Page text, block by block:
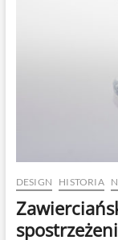
DESIGN HISTORIA